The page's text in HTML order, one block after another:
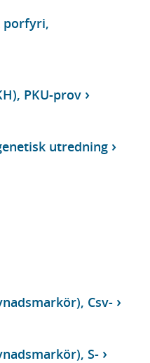
porfyri,
PKU-prov
utredning
Csv-
S-